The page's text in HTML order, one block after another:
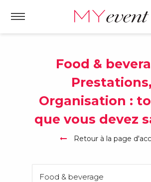
Food &
Prestations,
Organisation :
que vous devez
Retour à la page
Food & beverage